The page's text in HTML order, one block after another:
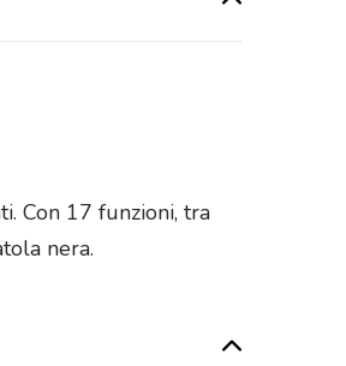
Con 17 funzioni, tra
nera.